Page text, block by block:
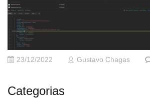
23/12/2022 Gustavo Chagas
Categorias